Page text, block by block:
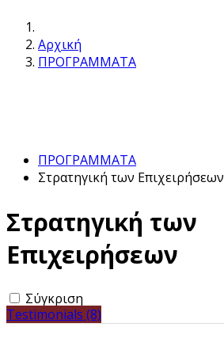
Αρχική
ΠΡΟΓΡΑΜΜΑΤΑ
ΠΡΟΓΡΑΜΜΑΤΑ
Στρατηγική των Επιχειρήσεων
Στρατηγική των
Επιχειρήσεων
Σύγκριση
Testimonials (8)